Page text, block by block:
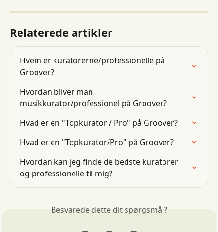
Relaterede artikler
Hvem er kuratorerne/professionelle på
Groover?
Hvordan bliver man
musikkurator/professionel på Groover?
Hvad er en "Topkurator / Pro" på Groover?
Hvad er en "Topkurator/Pro" på Groover?
Hvordan kan jeg finde de bedste kuratorer
og professionelle til mig?
Besvarede dette dit spørgsmål?